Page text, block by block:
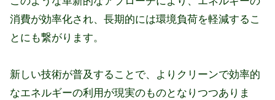
消費が効率化され、長期的には環境負荷を軽減するこ
とにも繋がります。
新しい技術が普及することで、よりクリーンで効率的
なエネルギーの利用が現実のものとなりつつありま